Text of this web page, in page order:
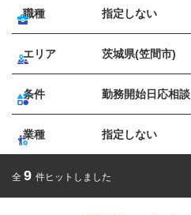
職種 指定しない
エリア 茨城県(笠間市)
条件 勤務開始日応相談
業種 指定しない
全 9 件ヒットしました